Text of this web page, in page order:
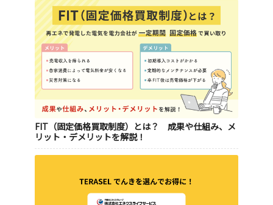
FIT（固定価格買取制度）とは？ 成果や仕組み、メ
リット・デメリットを解説！